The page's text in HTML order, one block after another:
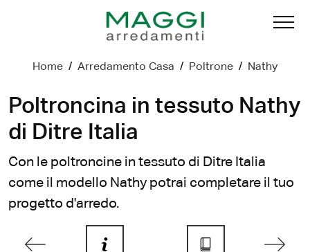
Home / Arredamento Casa / Poltrone / Nathy
Poltroncina in tessuto Nathy
di Ditre Italia
Con le poltroncine in tessuto di Ditre Italia
come il modello Nathy potrai completare il tuo
progetto d'arredo.